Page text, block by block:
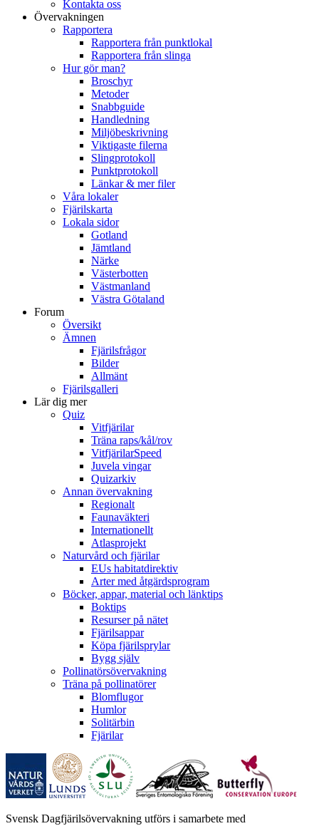
Kontakta oss
Övervakningen
Rapportera
Rapportera från punktlokal
Rapportera från slinga
Hur gör man?
Broschyr
Metoder
Snabbguide
Handledning
Miljöbeskrivning
Viktigaste filerna
Slingprotokoll
Punktprotokoll
Länkar & mer filer
Våra lokaler
Fjärilskarta
Lokala sidor
Gotland
Jämtland
Närke
Västerbotten
Västmanland
Västra Götaland
Forum
Översikt
Ämnen
Fjärilsfrågor
Bilder
Allmänt
Fjärilsgalleri
Lär dig mer
Quiz
Vitfjärilar
Träna raps/kål/rov
VitfjärilarSpeed
Juvela vingar
Quizarkiv
Annan övervakning
Regionalt
Faunaväkteri
Internationellt
Atlasprojekt
Naturvård och fjärilar
EUs habitatdirektiv
Arter med åtgärdsprogram
Böcker, appar, material och länktips
Boktips
Resurser på nätet
Fjärilsappar
Köpa fjärilsprylar
Bygg själv
Pollinatörsövervakning
Träna på pollinatörer
Blomflugor
Humlor
Solitärbin
Fjärilar
Svensk Dagfjärilsövervakning utförs i samarbete med